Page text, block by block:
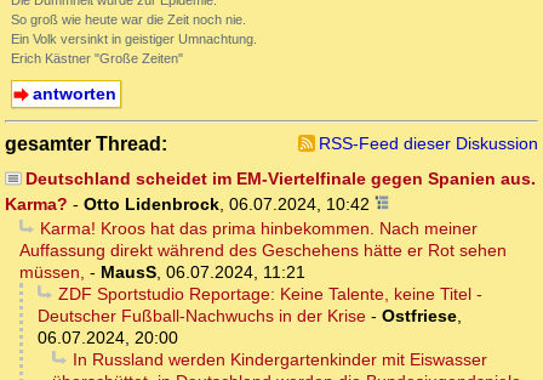
So groß wie heute war die Zeit noch nie.
Ein Volk versinkt in geistiger Umnachtung.
Erich Kästner "Große Zeiten"
antworten
gesamter Thread:
RSS-Feed dieser Diskussion
Deutschland scheidet im EM-Viertelfinale gegen Spanien aus.
Karma? - Otto Lidenbrock, 06.07.2024, 10:42
Karma! Kroos hat das prima hinbekommen. Nach meiner
Auffassung direkt während des Geschehens hätte er Rot sehen
müssen, - MausS, 06.07.2024, 11:21
ZDF Sportstudio Reportage: Keine Talente, keine Titel -
Deutscher Fußball-Nachwuchs in der Krise - Ostfriese,
06.07.2024, 20:00
In Russland werden Kindergartenkinder mit Eiswasser